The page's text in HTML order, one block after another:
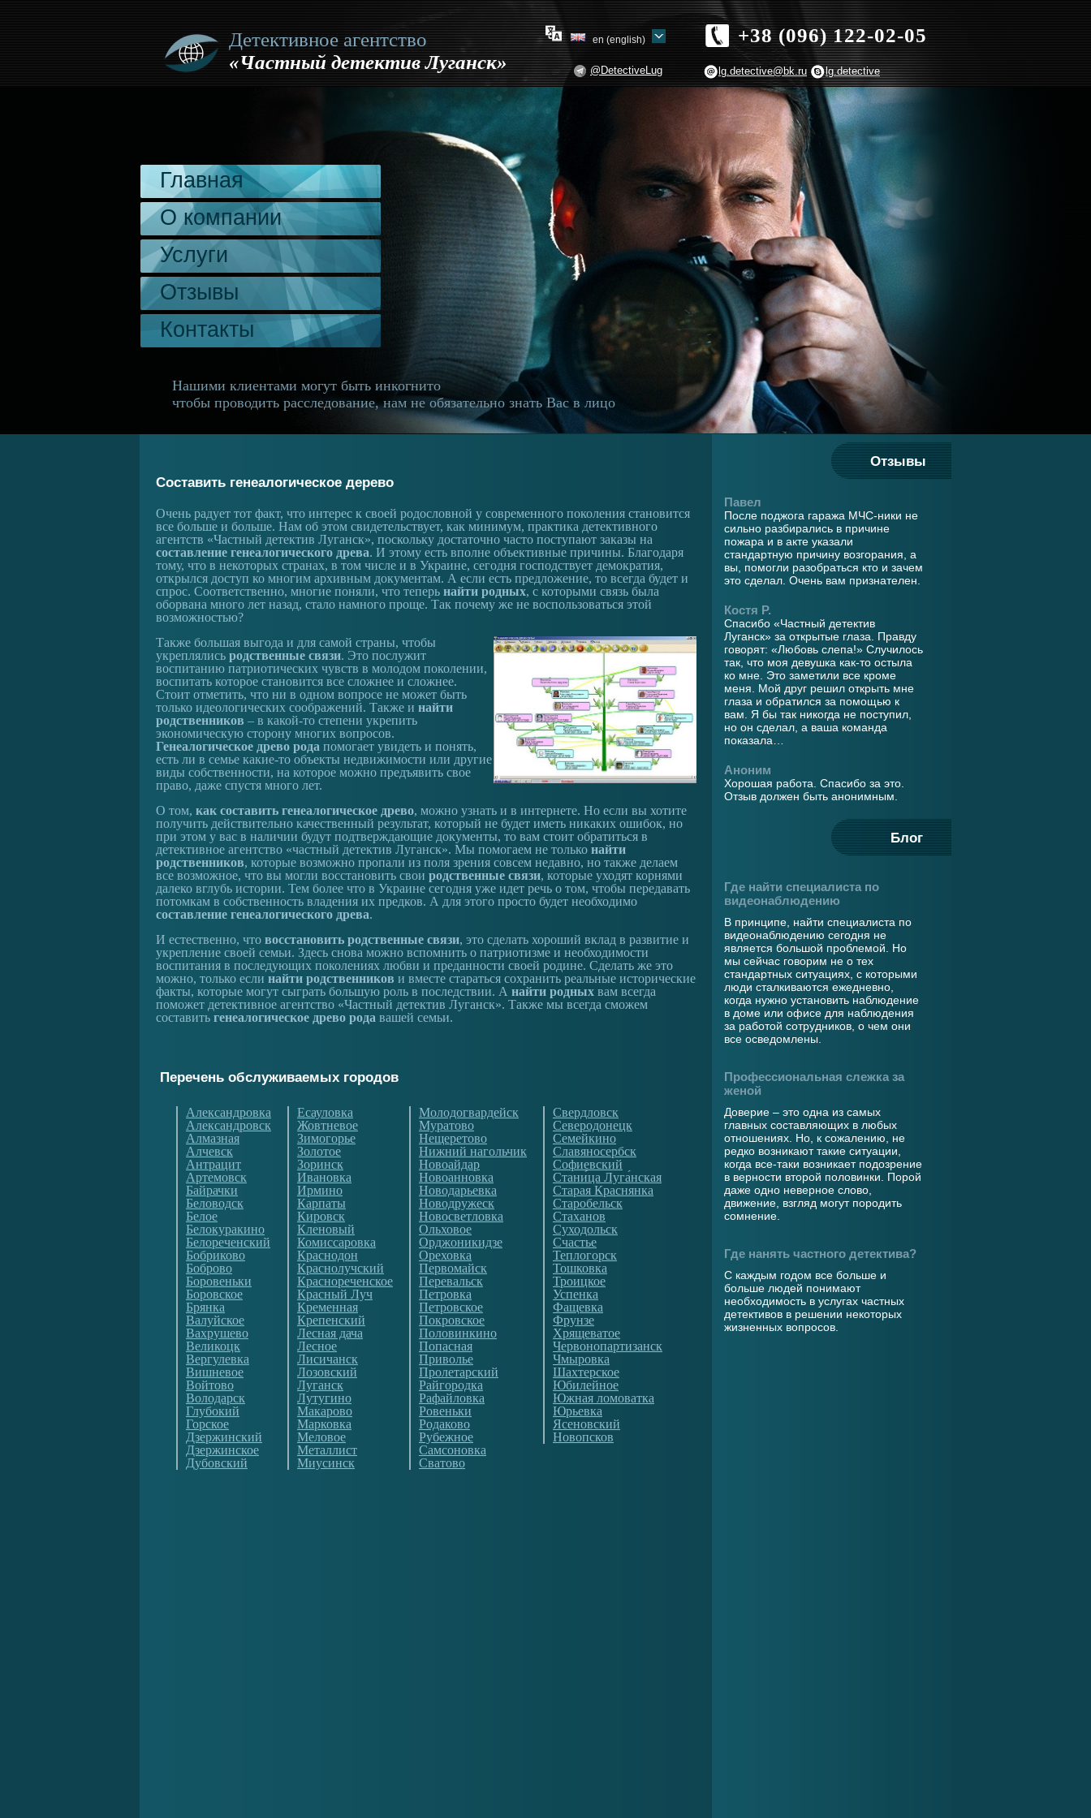
en (english)
@DetectiveLug
Детективное агентство
«Частный детектив Луганск»
+38 (096) 122-02-05
lg.detective@bk.ru lg.detective
Главная
О компании
Услуги
Отзывы
Контакты
Нашими клиентами могут быть инкогнито
чтобы проводить расследование, нам не обязательно знать Вас в лицо
Составить генеалогическое дерево
Очень радует тот факт, что интерес к своей родословной у современного поколения становится
все больше и больше. Нам об этом свидетельствует, как минимум, практика детективного
агентств «Частный детектив Луганск», поскольку достаточно часто поступают заказы на
составление генеалогического древа. И этому есть вполне объективные причины. Благодаря
тому, что в некоторых странах, в том числе и в Украине, сегодня господствует демократия,
открылся доступ ко многим архивным документам. А если есть предложение, то всегда будет и
спрос. Соответственно, многие поняли, что теперь найти родных, с которыми связь была
оборвана много лет назад, стало намного проще. Так почему же не воспользоваться этой
возможностью?
Также большая выгода и для самой страны, чтобы
укреплялись родственные связи. Это послужит
воспитанию патриотических чувств в молодом поколении,
воспитать которое становится все сложнее и сложнее.
Стоит отметить, что ни в одном вопросе не может быть
только идеологических соображений. Также и найти
родственников – в какой-то степени укрепить
экономическую сторону многих вопросов.
Генеалогическое древо рода помогает увидеть и понять,
есть ли в семье какие-то объекты недвижимости или другие
виды собственности, на которое можно предъявить свое
право, даже спустя много лет.
О том, как составить генеалогическое древо, можно узнать и в интернете. Но если вы хотите
получить действительно качественный результат, который не будет иметь никаких ошибок, но
при этом у вас в наличии будут подтверждающие документы, то вам стоит обратиться в
детективное агентство «частный детектив Луганск». Мы помогаем не только найти
родственников, которые возможно пропали из поля зрения совсем недавно, но также делаем
все возможное, что вы могли восстановить свои родственные связи, которые уходят корнями
далеко вглубь истории. Тем более что в Украине сегодня уже идет речь о том, чтобы передавать
потомкам в собственность владения их предков. А для этого просто будет необходимо
составление генеалогического древа.
И естественно, что восстановить родственные связи, это сделать хороший вклад в развитие и
укрепление своей семьи. Здесь снова можно вспомнить о патриотизме и необходимости
воспитания в последующих поколениях любви и преданности своей родине. Сделать же это
можно, только если найти родственников и вместе стараться сохранить реальные исторические
факты, которые могут сыграть большую роль в последствии. А найти родных вам всегда
поможет детективное агентство «Частный детектив Луганск». Также мы всегда сможем
составить генеалогическое древо рода вашей семьи.
Перечень обслуживаемых городов
Александровка
Александровск
Алмазная
Алчевск
Антрацит
Артемовск
Байрачки
Беловодск
Белое
Белокуракино
Белореченский
Бобриково
Боброво
Боровеньки
Боровское
Брянка
Валуйское
Вахрушево
Великоцк
Вергулевка
Вишневое
Войтово
Володарск
Глубокий
Горское
Дзержинский
Дзержинское
Дубовский
Есауловка
Жовтневое
Зимогорье
Золотое
Зоринск
Ивановка
Ирмино
Карпаты
Кировск
Кленовый
Комиссаровка
Краснодон
Краснолучский
Краснореченское
Красный Луч
Кременная
Крепенский
Лесная дача
Лесное
Лисичанск
Лозовский
Луганск
Лутугино
Макарово
Марковка
Меловое
Металлист
Миусинск
Молодогвардейск
Муратово
Нещеретово
Нижний нагольчик
Новоайдар
Новоанновка
Новодарьевка
Новодружеск
Новосветловка
Ольховое
Орджоникидзе
Ореховка
Первомайск
Перевальск
Петровка
Петровское
Покровское
Половинкино
Попасная
Приволье
Пролетарский
Райгородка
Рафайловка
Ровеньки
Родаково
Рубежное
Самсоновка
Сватово
Свердловск
Северодонецк
Семейкино
Славяносербск
Софиевский
Стани́ца Луга́нская
Старая Краснянка
Старобельск
Стаханов
Суходольск
Счастье
Теплогорск
Тошковка
Троицкое
Успенка
Фащевка
Фрунзе
Хрящеватое
Червонопартизанск
Чмыровка
Шахтерское
Юбилейное
Южная ломоватка
Юрьевка
Ясеновский
Новопсков
Отзывы
Павел
После поджога гаража МЧС-ники не
сильно разбирались в причине
пожара и в акте указали
стандартную причину возгорания, а
вы, помогли разобраться кто и зачем
это сделал. Очень вам признателен.
Костя Р.
Спасибо «Частный детектив
Луганск» за открытые глаза. Правду
говорят: «Любовь слепа!» Случилось
так, что моя девушка как-то остыла
ко мне. Это заметили все кроме
меня. Мой друг решил открыть мне
глаза и обратился за помощью к
вам. Я бы так никогда не поступил,
но он сделал, а ваша команда
показала…
Аноним
Хорошая работа. Спасибо за это.
Отзыв должен быть анонимным.
Блог
Где найти специалиста по
видеонаблюдению
В принципе, найти специалиста по
видеонаблюдению сегодня не
является большой проблемой. Но
мы сейчас говорим не о тех
стандартных ситуациях, с которыми
люди сталкиваются ежедневно,
когда нужно установить наблюдение
в доме или офисе для наблюдения
за работой сотрудников, о чем они
все осведомлены.
Профессиональная слежка за
женой
Доверие – это одна из самых
главных составляющих в любых
отношениях. Но, к сожалению, не
редко возникают такие ситуации,
когда все-таки возникает подозрение
в верности второй половинки. Порой
даже одно неверное слово,
движение, взгляд могут породить
сомнение.
Где нанять частного детектива?
С каждым годом все больше и
больше людей понимают
необходимость в услугах частных
детективов в решении некоторых
жизненных вопросов.